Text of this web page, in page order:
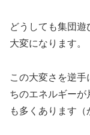
どうしても集団
大変になります。
この大変さを逆
ちのエネルギーが
も多くあります（